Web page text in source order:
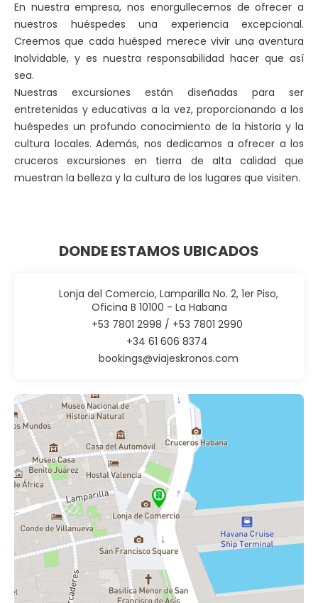
En nuestra empresa, nos enorgullecemos de ofrecer a
nuestros huéspedes una experiencia excepcional.
Creemos que cada huésped merece vivir una aventura
Inolvidable, y es nuestra responsabilidad hacer que así
sea.
Nuestras excursiones están diseñadas para ser
entretenidas y educativas a la vez, proporcionando a los
huéspedes un profundo conocimiento de la historia y la
cultura locales. Además, nos dedicamos a ofrecer a los
cruceros excursiones en tierra de alta calidad que
muestran la belleza y la cultura de los lugares que visiten.
DONDE ESTAMOS UBICADOS
Lonja del Comercio, Lamparilla No. 2, 1er Piso,
Oficina B 10100 - La Habana
‎+53 7801 2998 / +53 7801 2990
+34 61 606 8374
bookings@viajeskronos.com